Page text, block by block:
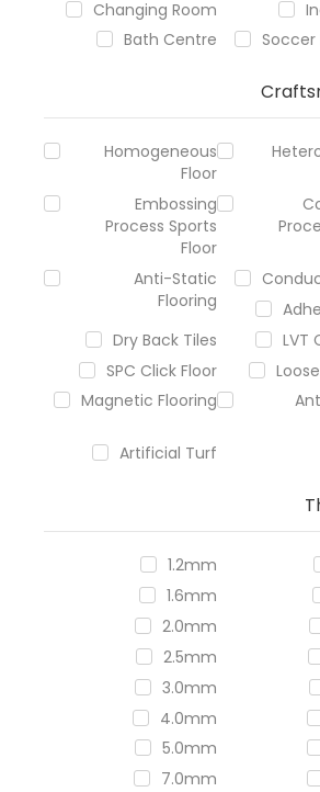
Changing Room
Bath Centre
Soccer
Homogeneous
Floor
Embossing
Process Sports
Floor
Anti-Static
Flooring
Dry Back Tiles
LVT
SPC Click Floor
Magnetic Flooring
Artificial Turf
1.2mm
1.6mm
2.0mm
2.5mm
3.0mm
4.0mm
5.0mm
7.0mm